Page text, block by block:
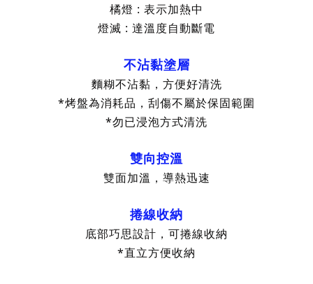
橘燈 : 表示加熱中
燈滅 : 達溫度自動斷電
不沾黏塗層
麵糊不沾黏，方便好清洗
*烤盤為消耗品，刮傷不屬於保固範圍
*勿已浸泡方式清洗
雙向控溫
雙面加溫，導熱迅速
捲線收納
底部巧思設計，可捲線收納
*直立方便收納